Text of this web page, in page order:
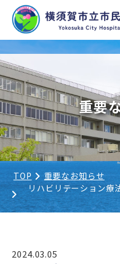
重要
TOP
重要なお知らせ
リハビリテーション
2024.03.05